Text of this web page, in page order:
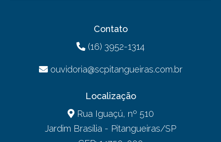
Contato
(16) 3952-1314
ouvidoria@scpitangueiras.com.br
Localização
Rua Iguaçú, nº 510
Jardim Brasília - Pitangueiras/SP